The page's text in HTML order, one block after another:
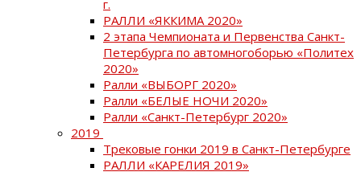
г.
РАЛЛИ «ЯККИМА 2020»
2 этапа Чемпионата и Первенства Санкт-
Петербурга по автомногоборью «Политех
2020»
Ралли «ВЫБОРГ 2020»
Ралли «БЕЛЫЕ НОЧИ 2020»
Ралли «Санкт-Петербург 2020»
2019
Трековые гонки 2019 в Санкт-Петербурге
РАЛЛИ «КАРЕЛИЯ 2019»